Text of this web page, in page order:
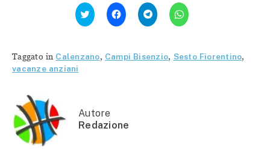
Fai
clic
qui
Twitter
(Si
Fai
clic
per
condividere
(Si
apre
Fai
clic
per
condividere
(Si
apre
Fai
clic
per
(Si
apre
Taggato in Calenzano, Campi Bisenzio, Sesto Fiorentino,
vacanze anziani
Autore
Redazione